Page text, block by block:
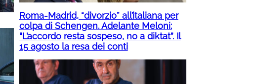
Roma-Madrid, “divorzio” all’italiana per
colpa di Schengen. Adelante Meloni:
“L’accordo resta sospeso, no a diktat”. Il
15 agosto la resa dei conti